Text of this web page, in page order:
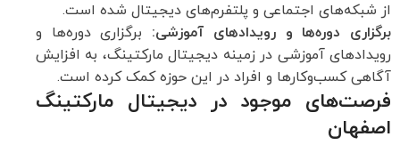
از شبکه‌های اجتماعی و پلتفرم‌های دیجیتال شده است.
برگزاری دوره‌ها و رویدادهای آموزشی: برگزاری دوره‌ها و
رویدادهای آموزشی در زمینه دیجیتال مارکتینگ، به افزایش
آگاهی کسب‌وکارها و افراد در این حوزه کمک کرده است.
فرصت‌های موجود در دیجیتال مارکتینگ
اصفهان